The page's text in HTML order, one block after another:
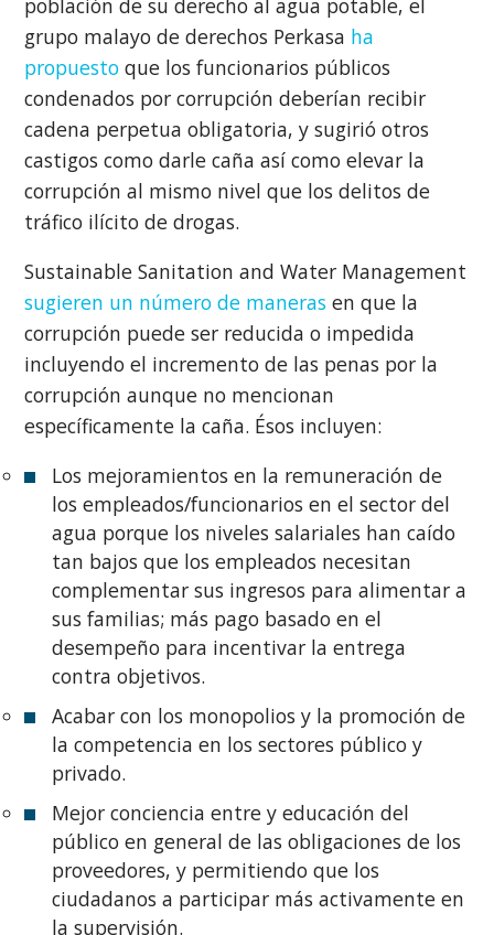
grupo malayo de derechos Perkasa ha
propuesto que los funcionarios públicos
condenados por corrupción deberían recibir
cadena perpetua obligatoria, y sugirió otros
castigos como darle caña así como elevar la
corrupción al mismo nivel que los delitos de
tráfico ilícito de drogas.
Sustainable Sanitation and Water Management
sugieren un número de maneras en que la
corrupción puede ser reducida o impedida
incluyendo el incremento de las penas por la
corrupción aunque no mencionan
específicamente la caña. Ésos incluyen:
Los mejoramientos en la remuneración de
los empleados/funcionarios en el sector del
agua porque los niveles salariales han caído
tan bajos que los empleados necesitan
complementar sus ingresos para alimentar a
sus familias; más pago basado en el
desempeño para incentivar la entrega
contra objetivos.
Acabar con los monopolios y la promoción de
la competencia en los sectores público y
privado.
Mejor conciencia entre y educación del
público en general de las obligaciones de los
proveedores, y permitiendo que los
ciudadanos a participar más activamente en
la supervisión.